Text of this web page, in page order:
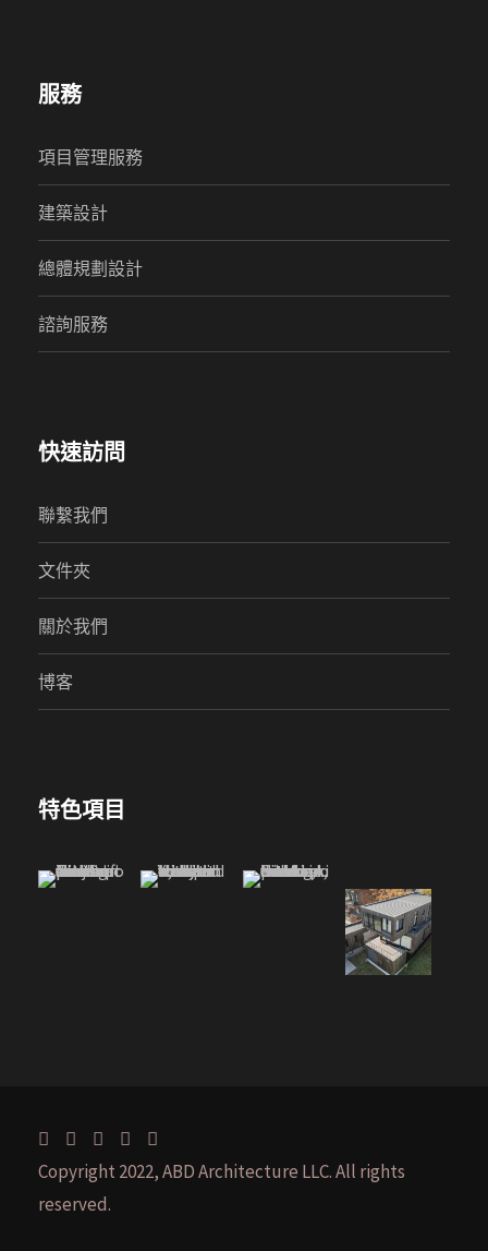
服務
項目管理服務
建築設計
總體規劃設計
諮詢服務
快速訪問
聯繫我們
文件夾
關於我們
博客
特色項目
Copyright 2022, ABD Architecture LLC. All rights
reserved.